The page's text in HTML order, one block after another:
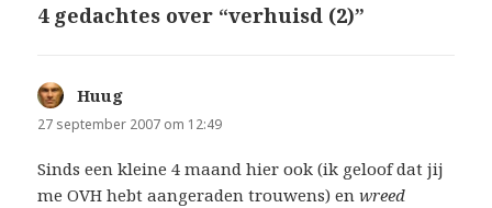
4 gedachtes over “verhuisd (2)”
Huug
27 september 2007 om 12:49
Sinds een kleine 4 maand hier ook (ik geloof dat jij
me OVH hebt aangeraden trouwens) enwreed